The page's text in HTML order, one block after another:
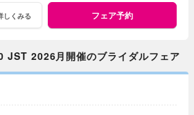
しくみる フェア予約
2026月開催のブライダルフェア